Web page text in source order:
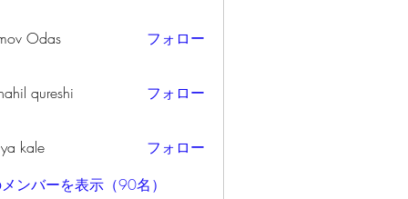
Odas フォロー
qureshi フォロー
kale
フォロー
ンバーを表示（90名）